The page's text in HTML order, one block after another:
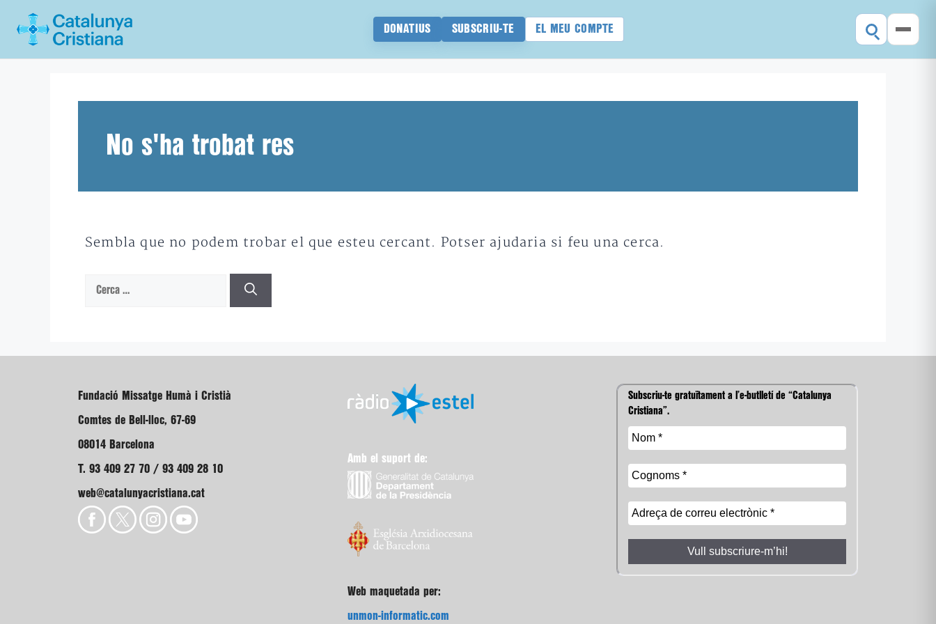
DONATIUS SUBSCRIU-TE EL MEU COMPTE
No s'ha trobat res
Sembla que no podem trobar el que esteu cercant. Potser ajudaria si feu una cerca.
Cerca:
Fundació Missatge Humà i Cristià
Comtes de Bell-lloc, 67-69
08014 Barcelona
T. 93 409 27 70 / 93 409 28 10
web@catalunyacristiana.cat
Amb el suport de:
Web maquetada per:
unmon-informatic.com
Subscriu-te gratuïtament a l’e-butlletí de “Catalunya
Cristiana”.